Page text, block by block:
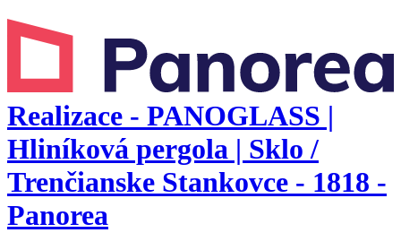
Realizace - PANOGLASS |
Hliníková pergola | Sklo /
Trenčianske Stankovce - 1818 -
Panorea